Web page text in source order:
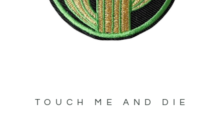
TOUCH ME AND DIE